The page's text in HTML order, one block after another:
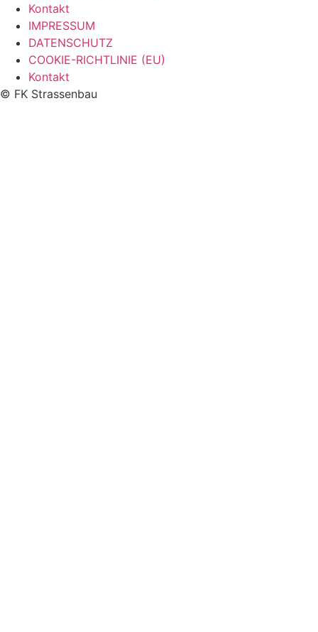
Kontakt
IMPRESSUM
DATENSCHUTZ
COOKIE-RICHTLINIE (EU)
Kontakt
© FK Strassenbau